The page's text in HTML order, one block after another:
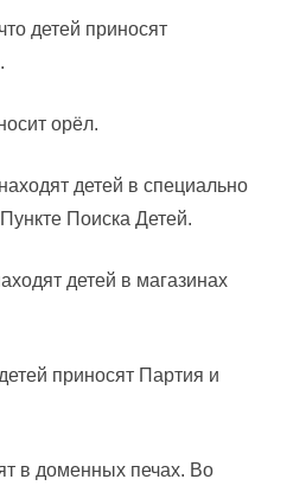
детей приносят
орёл.
детей в специально
Поиска Детей.
детей в магазинах
приносят Партия и
в доменных печах. Во